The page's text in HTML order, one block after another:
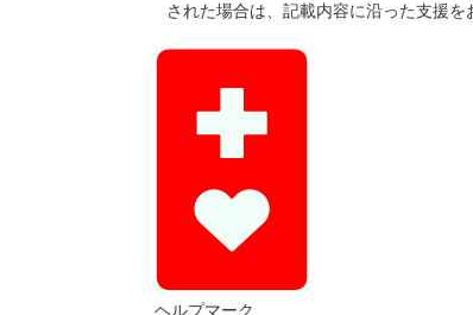
された場合は、記載内容に沿った支援を
ヘルプマーク